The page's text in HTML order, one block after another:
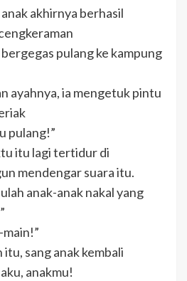
akhirnya berhasil
pulang ke kampung
ayahnya, ia mengetuk pintu
pulang!”
itu lagi tertidur di
mendengar suara itu.
anak-anak nakal yang
sang anak kembali
anakmu!